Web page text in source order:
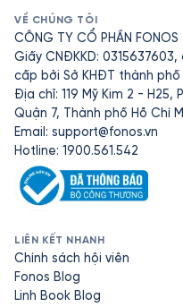
VỀ CHÚNG TÔI
CÔNG TY CỔ PHẦN FONOS
Giấy CNĐKKD:
cấp bởi Sở KHĐT thành phố
Địa chỉ: 119 Mỹ Kim 2 - H25,
Quận 7, Thành phố Hồ Chí
Email: support@fonos.vn
Hotline: 1900.561.542
LIÊN KẾT NHANH
Chính sách hội viên
Fonos Blog
Linh Book Blog